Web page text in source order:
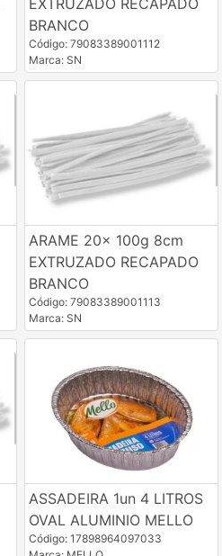
BRANCO
Código: 79083389001112
Marca: SN
ARAME 20x 100g 8cm
EXTRUZADO RECAPADO
BRANCO
Código: 79083389001113
Marca: SN
ASSADEIRA 1un 4 LITROS
OVAL ALUMINIO MELLO
Código: 17898964097033